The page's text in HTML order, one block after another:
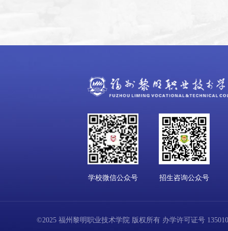
学校微信公众号 招生咨询公众号
©2025 福州黎明职业技术学院 版权所有 办学许可证号